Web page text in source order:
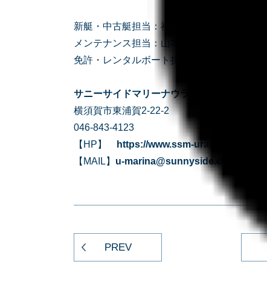
新艇・中古艇担当：福本
メンテナンス担当：山本
免許・レンタルボート担当：小池
サニーサイドマリーナウラガ
横須賀市東浦賀2-22-2
046-843-4123
【HP】
https://www.ssm-uraga.jp/
【MAIL】 u-marina@sunnyside.co.jp
PREV